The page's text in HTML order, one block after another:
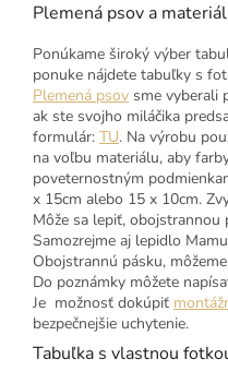
Plemená psov a materiál
Ponúkame široký výber
ponuke nájdete tabuľky s
Plemená psov sme vyberali
ak ste svojho miláčika
formulár: TU. Na výrobu
na voľbu materiálu, aby
poveternostným
x 15cm alebo 15 x 10cm.
Môže sa lepiť,
Samozrejme aj lepidlo
Obojstrannú pásku,
Do poznámky môžete
Je možnosť dokúpiť
bezpečnejšie uchytenie.
Tabuľka s vlastnou